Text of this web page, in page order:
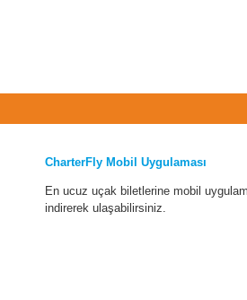
CharterFly Mobil Uygulaması
En ucuz uçak biletlerine mobil
indirerek ulaşabilirsiniz.